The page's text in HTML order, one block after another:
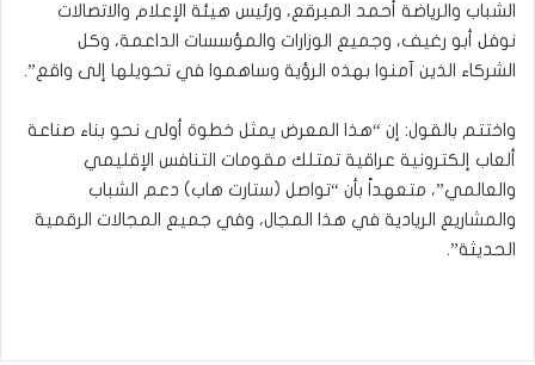
الشباب والرياضة أحمد المبرقع، ورئيس هيئة الإعلام والاتصالات
نوفل أبو رغيف، وجميع الوزارات والمؤسسات الداعمة، وكل
الشركاء الذين آمنوا بهذه الرؤية وساهموا في تحويلها إلى واقع”.
واختتم بالقول: إن “هذا المعرض يمثل خطوة أولى نحو بناء صناعة
ألعاب إلكترونية عراقية تمتلك مقومات التنافس الإقليمي
والعالمي”، متعهداً بأن “تواصل (ستارت هاب) دعم الشباب
والمشاريع الريادية في هذا المجال، وفي جميع المجالات الرقمية
الحديثة”.